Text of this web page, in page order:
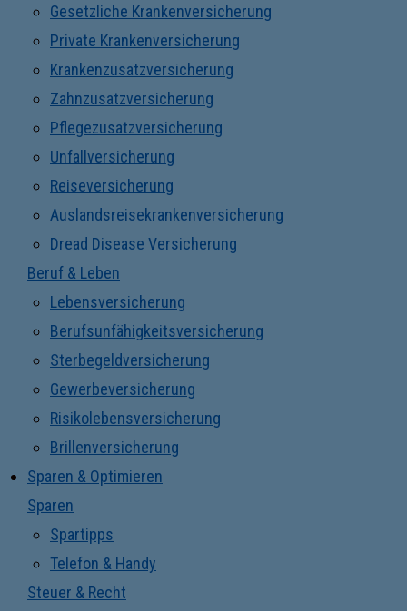
Gesetzliche Krankenversicherung
Private Krankenversicherung
Krankenzusatzversicherung
Zahnzusatzversicherung
Pflegezusatzversicherung
Unfallversicherung
Reiseversicherung
Auslandsreisekrankenversicherung
Dread Disease Versicherung
Beruf & Leben
Lebensversicherung
Berufsunfähigkeitsversicherung
Sterbegeldversicherung
Gewerbeversicherung
Risikolebensversicherung
Brillenversicherung
Sparen & Optimieren
Sparen
Spartipps
Telefon & Handy
Steuer & Recht